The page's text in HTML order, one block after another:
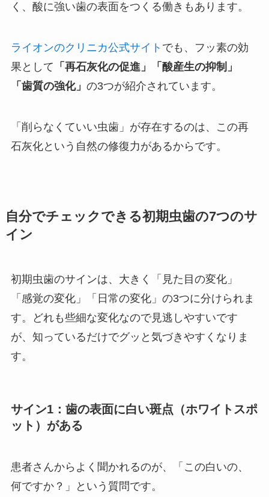
く、酸に強い歯の表面をつくる働きもあります。
ライオンのクリニカ公式サイト でも、フッ素の効
果として 「再石灰化の促進」「酸産生の抑制」
「歯質の強化」 の3つが紹介されています。
「削らなくていい虫歯」が存在するのは、この再
石灰化という自然の修復力があるからです。
自分でチェックできる初期虫歯の7つのサ
イン
初期虫歯のサインは、大きく「見た目の変化」
「感覚の変化」「日常の変化」の3つに分けられま
す。どれも些細な変化なので見逃しやすいです
が、知っているだけでグッと気づきやすくなりま
す。
サイン1：歯の表面に白い斑点（ホワイトスポ
ット）がある
患者さんからよく聞かれるのが、「この白いの、
何ですか？」という質問です。